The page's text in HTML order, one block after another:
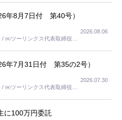
年8月7日付 第40号）
㈱ツーリンクス代表取締役社
2026.08.06
年7月31日付 第35の2号）
㈱ツーリンクス代表取締役社
2026.07.30
に100万円委託